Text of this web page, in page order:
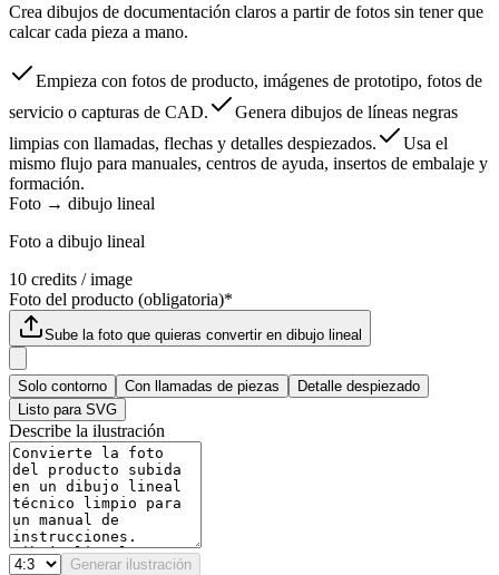
Crea dibujos de documentación claros a partir de fotos sin tener que
calcar cada pieza a mano.
Empieza con fotos de producto, imágenes de prototipo, fotos de
servicio o capturas de CAD.
Genera dibujos de líneas negras
limpias con llamadas, flechas y detalles despiezados.
Usa el
mismo flujo para manuales, centros de ayuda, insertos de embalaje y
formación.
Foto → dibujo lineal
Foto a dibujo lineal
10 credits / image
Foto del producto (obligatoria)*
Sube la foto que quieras convertir en dibujo lineal
Solo contorno Con llamadas de piezas
Detalle despiezado
Listo para SVG
Describe la ilustración
Generar ilustración